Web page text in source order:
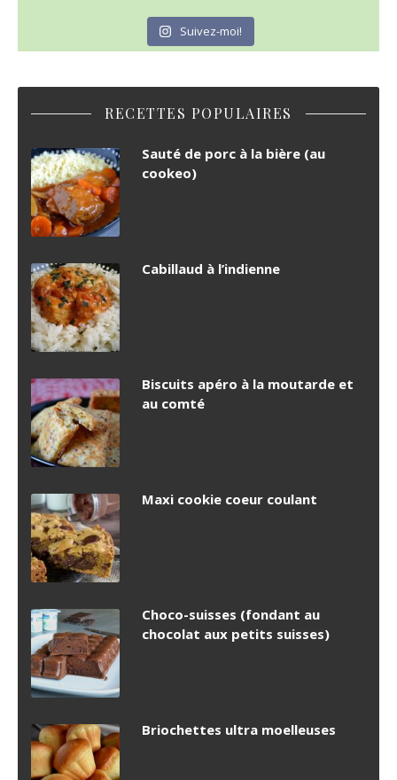
Suivez-moi!
RECETTES POPULAIRES
Sauté de porc à la bière (au
cookeo)
Cabillaud à l’indienne
Biscuits apéro à la moutarde et
au comté
Maxi cookie coeur coulant
Choco-suisses (fondant au
chocolat aux petits suisses)
Briochettes ultra moelleuses